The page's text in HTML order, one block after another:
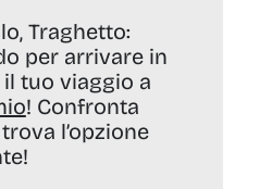
Traghetto:
per arrivare in
tuo viaggio a
! Confronta
l’opzione